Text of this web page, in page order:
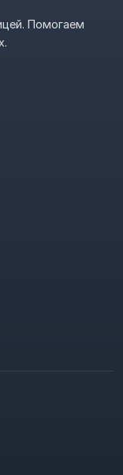
Помогаем